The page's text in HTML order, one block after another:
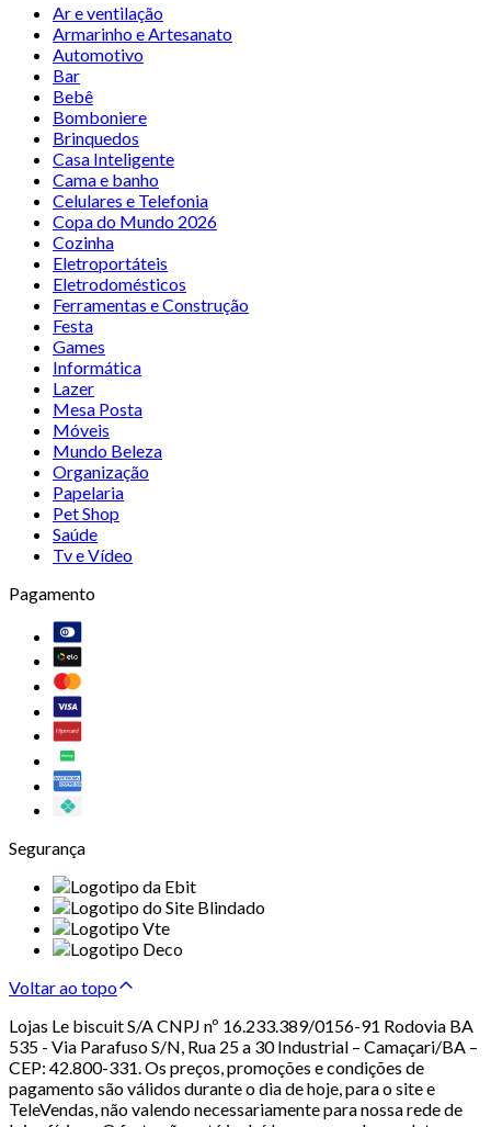
Ar e ventilação
Armarinho e Artesanato
Automotivo
Bar
Bebê
Bomboniere
Brinquedos
Casa Inteligente
Cama e banho
Celulares e Telefonia
Copa do Mundo 2026
Cozinha
Eletroportáteis
Eletrodomésticos
Ferramentas e Construção
Festa
Games
Informática
Lazer
Mesa Posta
Móveis
Mundo Beleza
Organização
Papelaria
Pet Shop
Saúde
Tv e Vídeo
Pagamento
Segurança
Voltar ao topo
Lojas Le biscuit S/A CNPJ nº 16.233.389/0156-91 Rodovia BA
535 - Via Parafuso S/N, Rua 25 a 30 Industrial – Camaçari/BA –
CEP: 42.800-331. Os preços, promoções e condições de
pagamento são válidos durante o dia de hoje, para o site e
TeleVendas, não valendo necessariamente para nossa rede de